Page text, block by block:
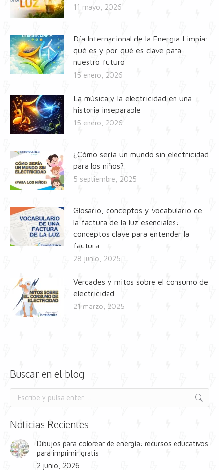
11 mayo, 2026
Día Internacional de la Energía Limpia:
qué es y por qué es clave para
nuestro futuro
15 enero, 2026
La música y la electricidad en una
historia inseparable
15 enero, 2026
¿Cómo sería un mundo sin electricidad
para los niños?
5 septiembre, 2025
Glosario, conceptos y vocabulario de
la factura de la luz esenciales:
conceptos clave para entender la
factura
28 junio, 2025
Verdades y mitos sobre el consumo de
electricidad
21 marzo, 2025
Buscar en el blog
Buscar:
Noticias Recientes
Dibujos para colorear de energía: recursos educativos
para imprimir gratis
2 junio, 2026